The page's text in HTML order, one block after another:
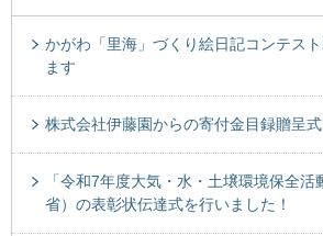
かがわ「里海」づくり絵日記コンテス
ます
株式会社伊藤園からの寄付金目録贈呈式
「令和7年度大気・水・土壌環境保全
省）の表彰状伝達式を行いました！